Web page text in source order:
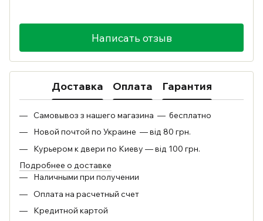
Написать отзыв
Доставка Оплата Гарантия
Самовывоз з нашего магазина — бесплатно
Новой почтой по Украине — від 80 грн.
Курьером к двери по Киеву — від 100 грн.
Подробнее о доставке
Наличными при получении
Оплата на расчетный счет
Кредитной картой